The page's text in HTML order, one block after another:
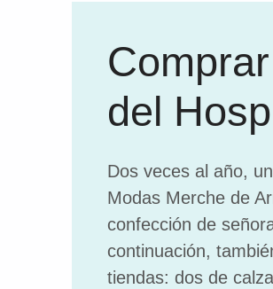
del
Dos veces al año,
Modas Merche de
confección de
continuación,
tiendas: dos de